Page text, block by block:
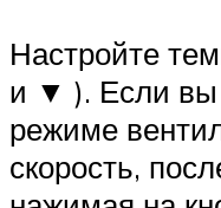
Настройте
и ▼ ). Если вы
режиме
скорость,